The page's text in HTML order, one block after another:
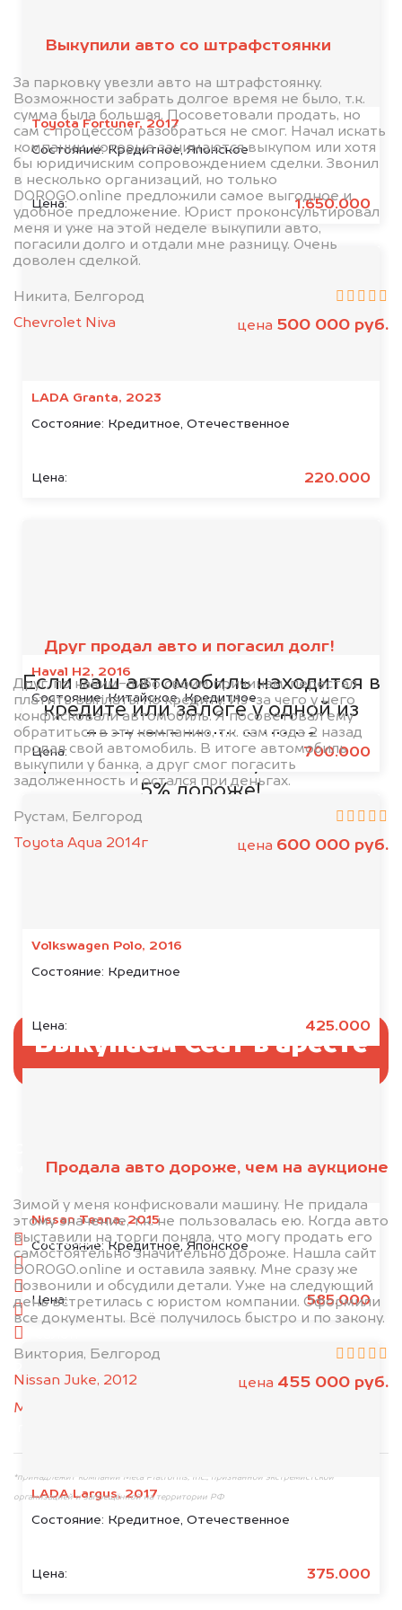
Toyota Fortuner, 2017
Состояние:Кредитное, Японское
Цена: 1.650.000
LADA Granta, 2023
Состояние: Кредитное, Отечественное
Цена: 220.000
Haval H2, 2016
Состояние:Китайское, Кредитное
Цена: 700.000
Volkswagen Polo, 2016
Состояние: Кредитное
Цена: 425.000
Nissan Teana, 2015
Состояние:Кредитное, Японское
Цена: 585.000
LADA Largus, 2017
Состояние: Кредитное, Отечественное
Цена: 375.000
Выкупили авто со штрафстоянки
За парковку увезли авто на штрафстоянку.
Возможности забрать долгое время не было, т.к.
сумма была большая. Посоветовали продать, но
сам с процессом разобраться не смог. Начал искать
компании, которые занимаются выкупом или хотя
бы юридичиским сопровождением сделки. Звонил
в несколько организаций, но только
DOROGO.online предложили самое выгодное и
удобное предложение. Юрист проконсультировал
меня и уже на этой неделе выкупили авто,
погасили долго и отдали мне разницу. Очень
доволен сделкой.
Никита, Белгород
Chevrolet Niva
цена 500 000 руб.
Друг продал авто и погасил долг!
Друг, по каким-либо своим причинам, перестал
платить выплаты по кредиту. Из-за чего у него
конфисковали автомобиль. Я посоветовал ему
обратиться в эту компанию, т.к. сам года 2 назад
продал свой автомобиль. В итоге автомобиль
выкупили у банка, а друг смог погасить
задолженность и остался при деньгах.
Рустам, Белгород
Toyota Aqua 2014г
цена 600 000 руб.
Продала авто дороже, чем на аукционе
Зимой у меня конфисковали машину. Не придала
этому значение, т.к. не пользовалась ею. Когда авто
выставили на торги поняла, что могу продать его
самостоятельно значительно дороже. Нашла сайт
DOROGO.online и оставила заявку. Мне сразу же
позвонили и обсудили детали. Уже на следующий
день встретилась с юристом компании. Оформили
все документы. Всё получилось быстро и по закону.
Виктория, Белгород
Nissan Juke, 2012
цена 455 000 руб.
банками
Если ваш автомобиль находится в
кредите или залоге у одной из
представленных ниже
организаций, то мы купим его на
5% дороже!
Выкупаем Сеат в аресте
минуту эксперт-оценщик назовёт сумму.
1. Сфотографируйте машину:
спереди
сзади
слева
справа
+79584983298 по WhatsApp*,в мессенджер
MAX
*принадлежит компании Meta Platforms, Inc., признанной экстремистской
организацией и запрещённой на территории РФ